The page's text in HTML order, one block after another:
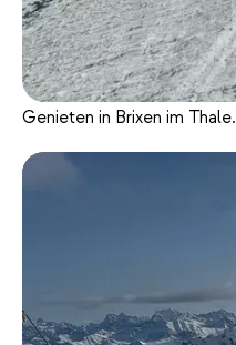
Genieten in Brixen im